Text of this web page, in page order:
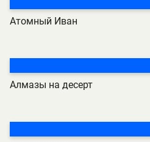
Атомный Иван
Алмазы на десерт